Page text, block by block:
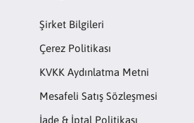
Şirket Bilgileri
Çerez Politikası
KVKK Aydınlatma Metni
Mesafeli Satış Sözleşmesi
İade & İptal Politikası